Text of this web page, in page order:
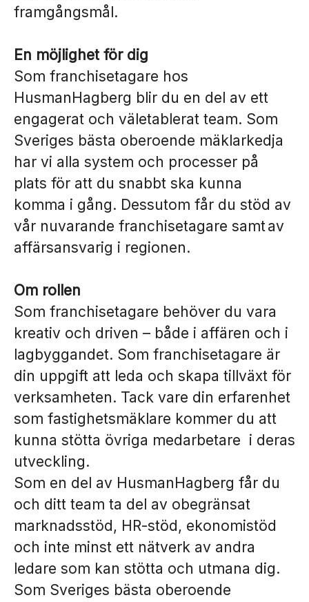
framgångsmål.
En möjlighet för dig
Som franchisetagare hos
HusmanHagberg blir du en del av ett
engagerat och väletablerat team. Som
Sveriges bästa oberoende mäklarkedja
har vi alla system och processer på
plats för att du snabbt ska kunna
komma i gång. Dessutom får du stöd av
vår nuvarande franchisetagare samt av
affärsansvarig i regionen.
Om rollen
Som franchisetagare behöver du vara
kreativ och driven – både i affären och i
lagbyggandet. Som franchisetagare är
din uppgift att leda och skapa tillväxt för
verksamheten. Tack vare din erfarenhet
som fastighetsmäklare kommer du att
kunna stötta övriga medarbetare i deras
utveckling.
Som en del av HusmanHagberg får du
och ditt team ta del av obegränsat
marknadsstöd, HR-stöd, ekonomistöd
och inte minst ett nätverk av andra
ledare som kan stötta och utmana dig.
Som Sveriges bästa oberoende